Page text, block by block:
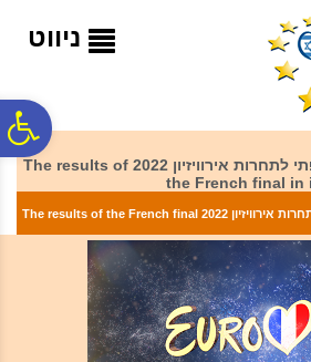
המרכזי
ניווט
תוצאות הגמר בקדם הצרפתי לתחרות אירוויזיון 2022 The results of
the French final in
תוצאות הגמר בקדם הצרפתי לתחרות אירוויזיון 2022 The results of the French final